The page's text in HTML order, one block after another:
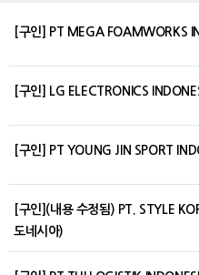
[구인] PT MEGA FOAMWORKS
[구인] LG ELECTRONICS
[구인] PT YOUNG JIN SPORT
[구인](내용 수정됨) PT. STYLE
도네시아)